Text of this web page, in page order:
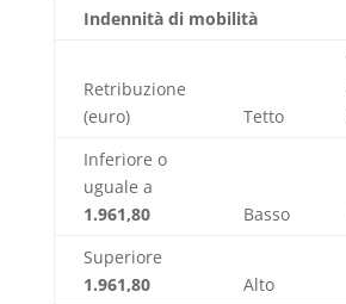
Indennità di mobilità
Retribuzione
(euro)
Tetto
Inferiore o
uguale a
1.961,80
Basso
Superiore
1.961,80
Alto